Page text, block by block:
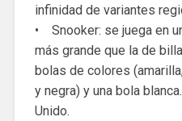
infinidad de variantes
• Snooker: se juega en
más grande que la de
bolas de colores
y negra) y una bola
Unido.